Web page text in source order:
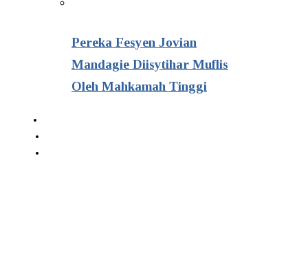
Pereka Fesyen Jovian
Mandagie Diisytihar Muflis
Oleh Mahkamah Tinggi